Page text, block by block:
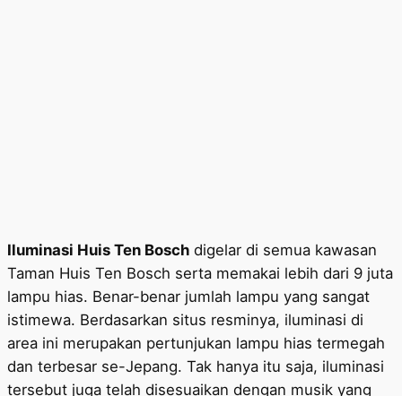
Iluminasi Huis Ten Bosch digelar di semua kawasan
Taman Huis Ten Bosch serta memakai lebih dari 9 juta
lampu hias. Benar-benar jumlah lampu yang sangat
istimewa. Berdasarkan situs resminya, iluminasi di
area ini merupakan pertunjukan lampu hias termegah
dan terbesar se-Jepang. Tak hanya itu saja, iluminasi
tersebut juga telah disesuaikan dengan musik yang